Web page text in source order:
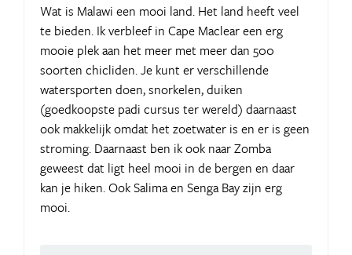
Wat is Malawi een mooi land. Het land heeft veel
te bieden. Ik verbleef in Cape Maclear een erg
mooie plek aan het meer met meer dan 500
soorten chicliden. Je kunt er verschillende
watersporten doen, snorkelen, duiken
(goedkoopste padi cursus ter wereld) daarnaast
ook makkelijk omdat het zoetwater is en er is geen
stroming. Daarnaast ben ik ook naar Zomba
geweest dat ligt heel mooi in de bergen en daar
kan je hiken. Ook Salima en Senga Bay zijn erg
mooi.